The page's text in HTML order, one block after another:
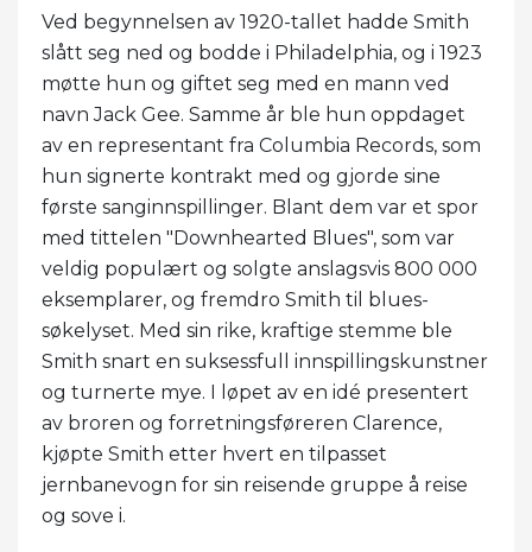
Ved begynnelsen av 1920-tallet hadde Smith
slått seg ned og bodde i Philadelphia, og i 1923
møtte hun og giftet seg med en mann ved
navn Jack Gee. Samme år ble hun oppdaget
av en representant fra Columbia Records, som
hun signerte kontrakt med og gjorde sine
første sanginnspillinger. Blant dem var et spor
med tittelen "Downhearted Blues", som var
veldig populært og solgte anslagsvis 800 000
eksemplarer, og fremdro Smith til blues-
søkelyset. Med sin rike, kraftige stemme ble
Smith snart en suksessfull innspillingskunstner
og turnerte mye. I løpet av en idé presentert
av broren og forretningsføreren Clarence,
kjøpte Smith etter hvert en tilpasset
jernbanevogn for sin reisende gruppe å reise
og sove i.